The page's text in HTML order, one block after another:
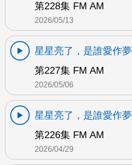
第228集 FM AM
2026/05/13
星星亮了，是誰愛作夢
第227集 FM AM
2026/05/06
星星亮了，是誰愛作夢
第226集 FM AM
2026/04/29